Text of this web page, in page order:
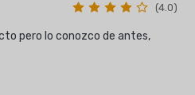
(4.0)
pero lo conozco de antes,